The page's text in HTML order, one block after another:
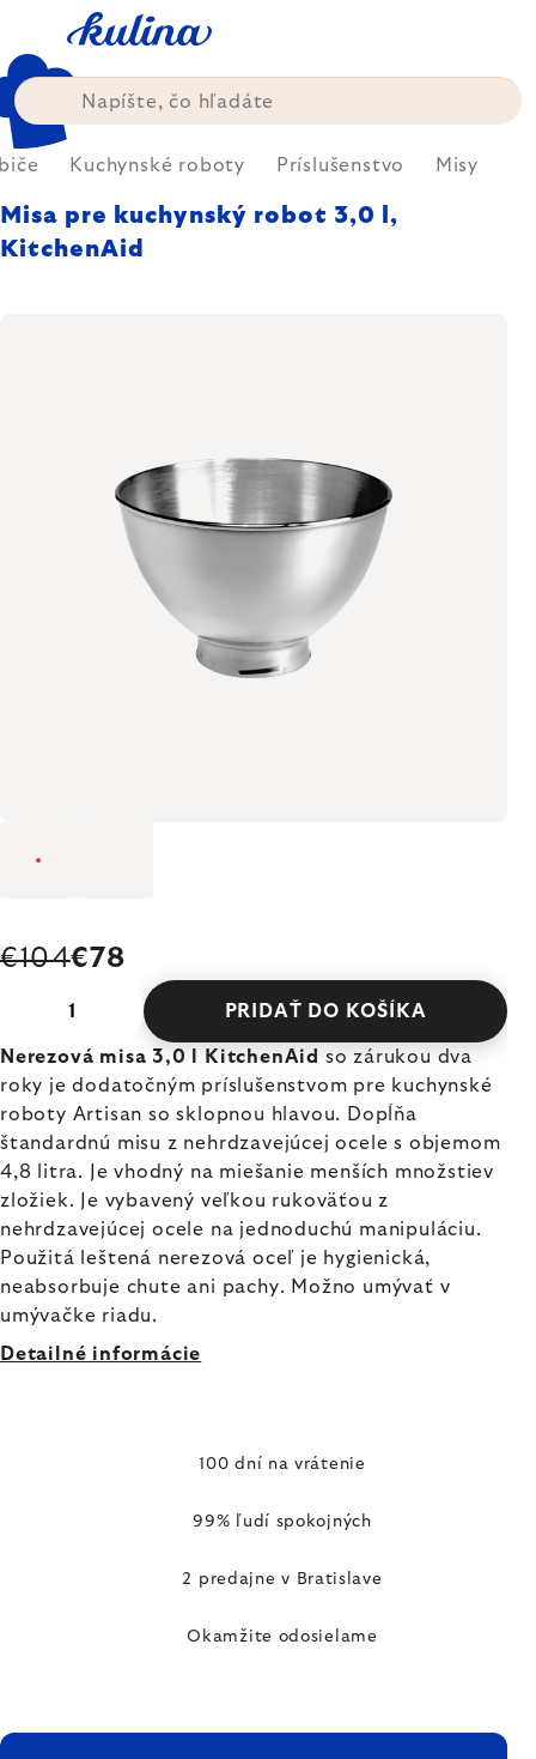
obsah
Kuchynské roboty Príslušenstvo Misy
Misa pre kuchynský robot 3,0 l,
KitchenAid
€104€78
PRIDAŤ DO KOŠÍKA
Nerezová misa 3,0 l KitchenAid so zárukou dva
roky je dodatočným príslušenstvom pre kuchynské
roboty Artisan so sklopnou hlavou. Dopĺňa
štandardnú misu z nehrdzavejúcej ocele s objemom
4,8 litra. Je vhodný na miešanie menších množstiev
zložiek. Je vybavený veľkou rukoväťou z
nehrdzavejúcej ocele na jednoduchú manipuláciu.
Použitá leštená nerezová oceľ je hygienická,
neabsorbuje chute ani pachy. Možno umývať v
umývačke riadu.
Detailné informácie
100 dní na vrátenie
99% ľudí spokojných
2 predajne v Bratislave
Okamžite odosielame
ZÁPÄTIE